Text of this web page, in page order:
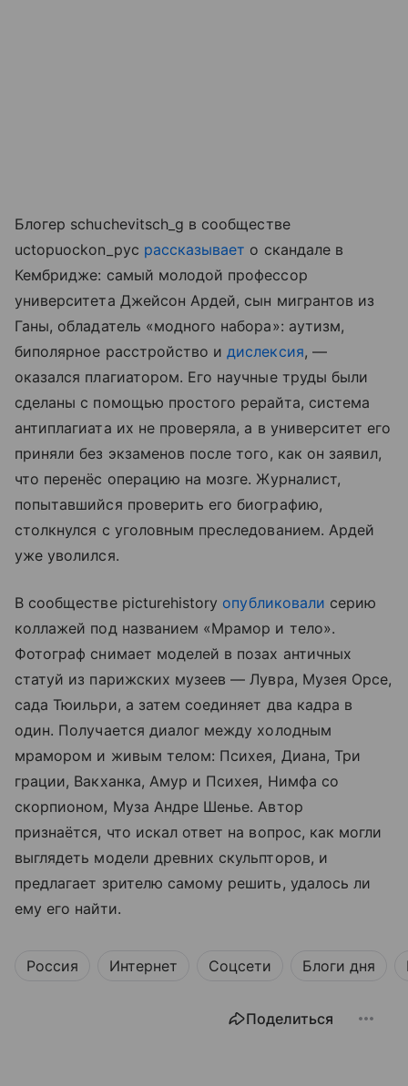
Блогер schuchevitsch_g в сообществе
uctopuockon_pyc рассказывает о скандале в
Кембридже: самый молодой профессор
университета Джейсон Ардей, сын мигрантов из
Ганы, обладатель «модного набора»: аутизм,
биполярное расстройство идислексия, —
оказался плагиатором. Его научные труды были
сделаны с помощью простого рерайта, система
антиплагиата их не проверяла, а в университет его
приняли без экзаменов после того, как он заявил,
что перенёс операцию на мозге. Журналист,
попытавшийся проверить его биографию,
столкнулся с уголовным преследованием. Ардей
уже уволился.
В сообществе picturehistory опубликовали серию
коллажей под названием «Мрамор и тело».
Фотограф снимает моделей в позах античных
статуй из парижских музеев — Лувра, Музея Орсе,
сада Тюильри, а затем соединяет два кадра в
один. Получается диалог между холодным
мрамором и живым телом: Психея, Диана, Три
грации, Вакханка, Амур и Психея, Нимфа со
скорпионом, Муза Андре Шенье. Автор
признаётся, что искал ответ на вопрос, как могли
выглядеть модели древних скульпторов, и
предлагает зрителю самому решить, удалось ли
ему его найти.
Россия Интернет Соцсети Блоги дня
Поделиться